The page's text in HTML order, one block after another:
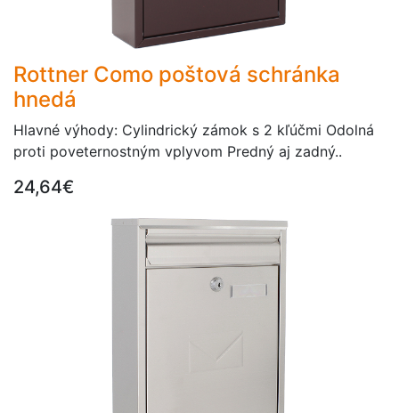
Rottner Como poštová schránka
hnedá
Hlavné výhody: Cylindrický zámok s 2 kľúčmi Odolná
proti poveternostným vplyvom Predný aj zadný..
24,64€